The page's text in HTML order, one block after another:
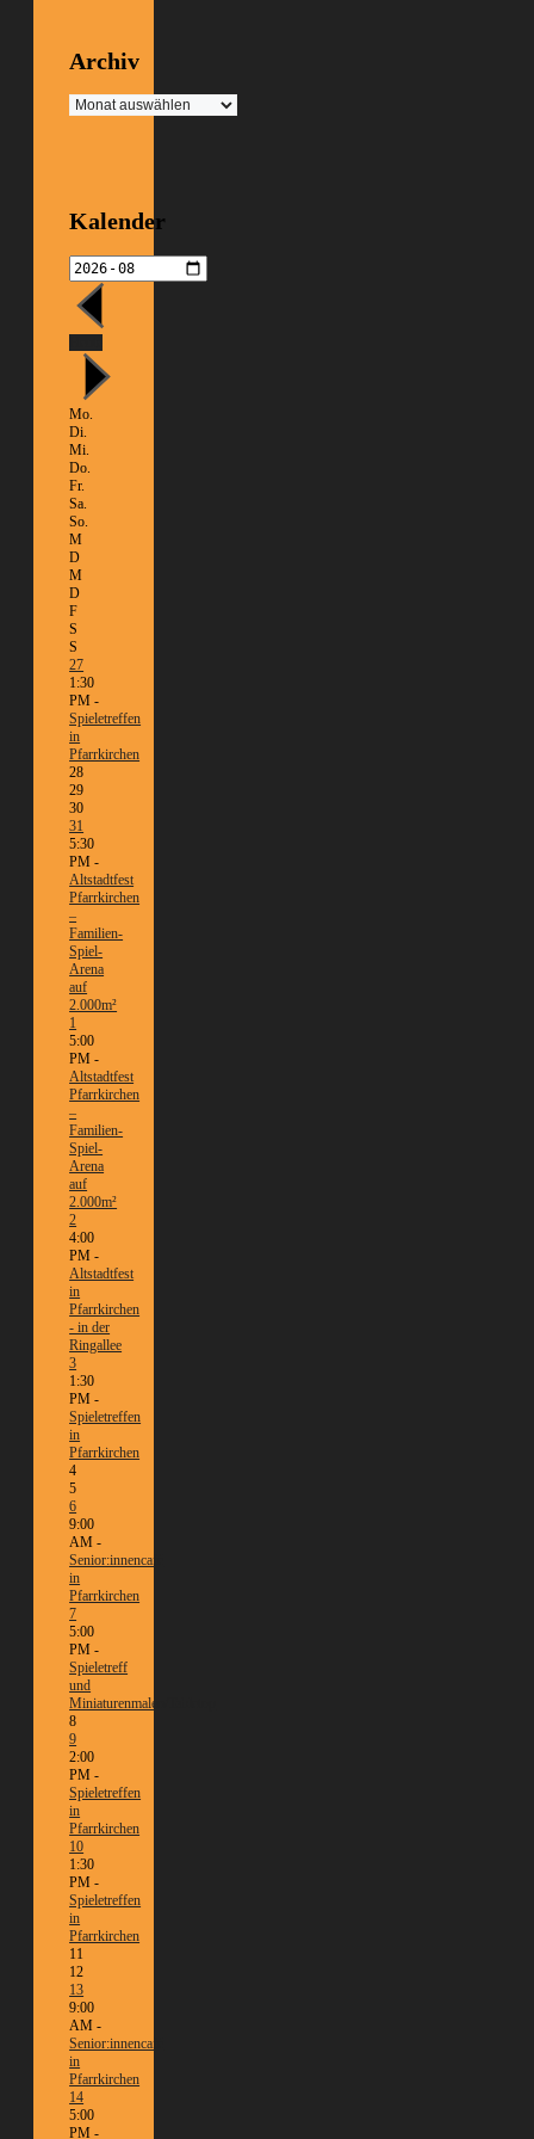
Archiv
Archiv
Kalender
Mo.
Di.
Mi.
Do.
Fr.
Sa.
So.
M
D
M
D
F
S
S
27
1:30
PM -
Spieletreffen
in
Pfarrkirchen
28
29
30
31
5:30
PM -
Altstadtfest
Pfarrkirchen
–
Familien-
Spiel-
Arena
auf
2.000m²
1
5:00
PM -
Altstadtfest
Pfarrkirchen
–
Familien-
Spiel-
Arena
auf
2.000m²
2
4:00
PM -
Altstadtfest
in
Pfarrkirchen
- in der
Ringallee
3
1:30
PM -
Spieletreffen
in
Pfarrkirchen
4
5
6
9:00
AM -
Senior:innencafé
in
Pfarrkirchen
7
5:00
PM -
Spieletreff
und
Miniaturenmalen/Tabletop
8
9
2:00
PM -
Spieletreffen
in
Pfarrkirchen
10
1:30
PM -
Spieletreffen
in
Pfarrkirchen
11
12
13
9:00
AM -
Senior:innencafé
in
Pfarrkirchen
14
5:00
PM -